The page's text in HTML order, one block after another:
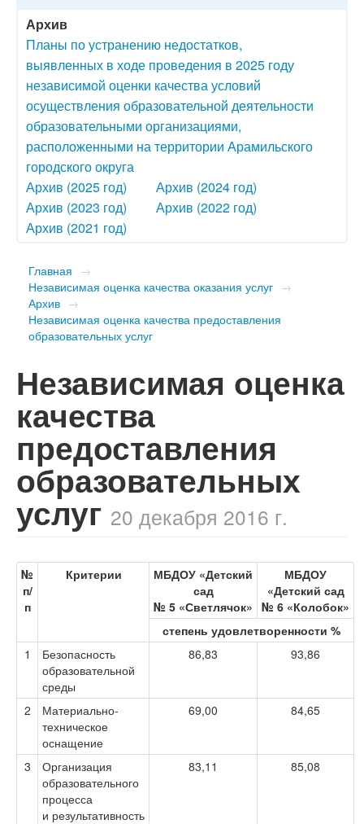
Архив
Планы по устранению недостатков,
выявленных в ходе проведения в 2025 году
независимой оценки качества условий
осуществления образовательной деятельности
образовательными организациями,
расположенными на территории Арамильского
городского округа
Архив (2025 год)
Архив (2024 год)
Архив (2023 год)
Архив (2022 год)
Архив (2021 год)
Главная →
Независимая оценка качества оказания услуг →
Архив →
Независимая оценка качества предоставления
образовательных услуг
Независимая оценка
качества
предоставления
образовательных
услуг 20 декабря 2016 г.
№
п/
п
Критерии
МБДОУ «Детский
сад
№ 5 «Светлячок»
МБДОУ
«Детский сад
№ 6 «Колобок»
степень удовлетворенности %
1
Безопасность
образовательной
среды
86,83 93,86
2
Материально-
техническое
оснащение
69,00 84,65
3
Организация
образовательного
процесса
и результативность
83,11 85,08